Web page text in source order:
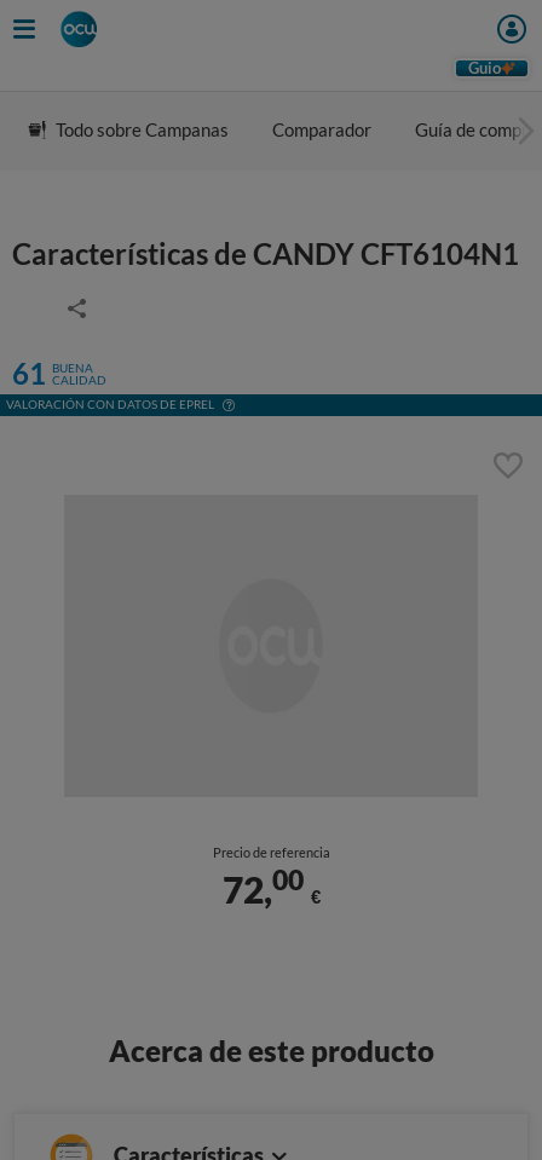
Guio
Todo sobre Campanas Comparador Guía de compra
Características de CANDY CFT6104N1
61 BUENA
CALIDAD
VALORACIÓN CON DATOS DE EPREL
Precio de referencia
72,00
€
Acerca de este producto